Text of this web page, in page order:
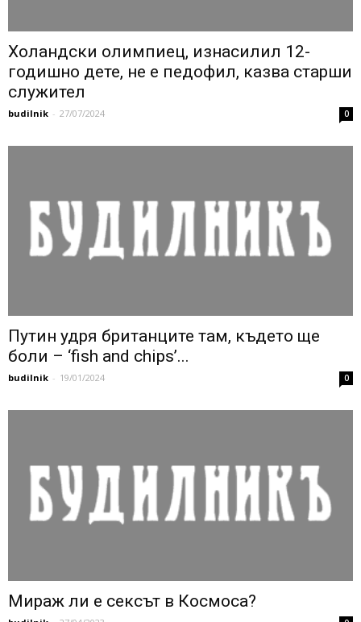
Холандски олимпиец, изнасилил 12-
годишно дете, не е педофил, казва старши
служител
budilnik - 27/07/2024 0
Путин удря британците там, където ще
боли – ‘fish and chips’...
budilnik - 19/01/2024 0
Мираж ли е сексът в Космоса?